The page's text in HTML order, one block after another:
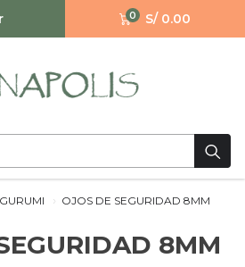
0 S/ 0.00
OJOS DE SEGURIDAD 8MM
8MM